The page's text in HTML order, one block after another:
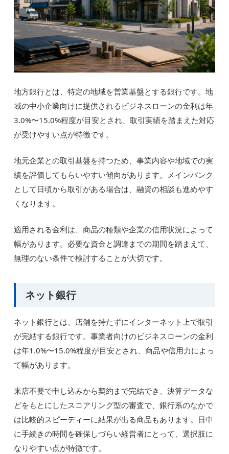
地方銀行とは、特定の地域を営業基盤とする銀行です。地
域の中小企業向けに提供されるビジネスローンの金利は年
3.0%〜15.0%程度が目安とされ、取引実績を踏まえた対応
が受けやすい点が特徴です。
地元企業との取引基盤を持つため、事業内容や地域での実
績を評価してもらいやすい傾向があります。メインバンク
として日頃から取引がある場合は、融資の相談も進めやす
くなります。
適用される金利は、商品の種類や企業の信用状況によって
幅があります。必要な資金と調達までの期間を踏まえて、
無理のない条件で検討することが大切です。
ネット銀行
ネット銀行とは、店舗を持たずにインターネット上で取引
が完結する銀行です。事業者向けのビジネスローンの金利
は年1.0%〜15.0%程度が目安とされ、商品や信用力によっ
て幅があります。
来店不要で申し込みから契約まで完結でき、決算データな
どをもとにしたスコアリング型の審査で、銀行系のなかで
は比較的スピーディーに結果が出る商品もあります。日中
に手続きの時間を確保しづらい経営者にとって、選択肢に
なりやすい点が特徴です。